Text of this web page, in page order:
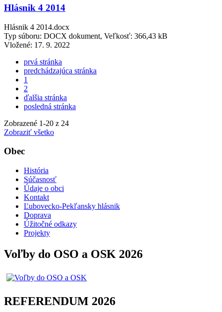
Hlásnik 4 2014
Hlásnik 4 2014.docx
Typ súboru: DOCX dokument, Veľkosť: 366,43 kB
Vložené: 17. 9. 2022
prvá stránka
predchádzajúca stránka
1
2
ďalšia stránka
posledná stránka
Zobrazené 1-20 z 24
Zobraziť všetko
Obec
História
Súčasnosť
Údaje o obci
Kontakt
Ľubovecko-Pekľansky hlásnik
Doprava
Úžitočné odkazy
Projekty
Voľby do OSO a OSK 2026
REFERENDUM 2026